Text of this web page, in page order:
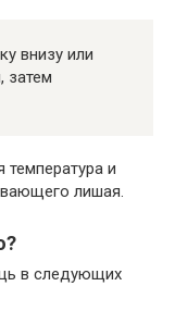
внизу или
затем
и
лишая.
в следующих